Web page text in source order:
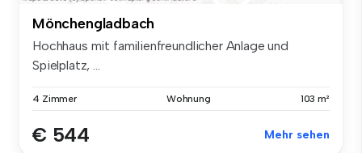
Mönchengladbach
Hochhaus mit familienfreundlicher Anlage und
Spielplatz, ...
4 Zimmer Wohnung 103 m²
€ 544 Mehr sehen